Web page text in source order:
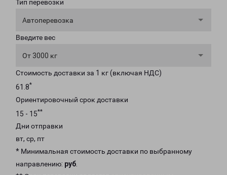
Тип перевозки
Автоперевозка
Введите вес
От 3000 кг
Стоимость доставки за 1 кг (включая НДС)
61.8*
Ориентировочный срок доставки
15 - 15**
Дни отправки
вт, ср, пт
* Минимальная стоимость доставки по выбранному
направлению: руб.